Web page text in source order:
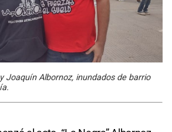
Joaquín Albornoz, inundados de barrio